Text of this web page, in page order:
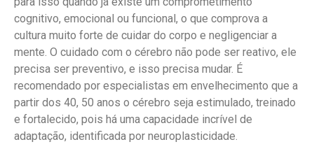
cognitivo, emocional ou funcional, o que comprova a
cultura muito forte de cuidar do corpo e negligenciar a
mente. O cuidado com o cérebro não pode ser reativo, ele
precisa ser preventivo, e isso precisa mudar. É
recomendado por especialistas em envelhecimento que a
partir dos 40, 50 anos o cérebro seja estimulado, treinado
e fortalecido, pois há uma capacidade incrível de
adaptação, identificada por neuroplasticidade.